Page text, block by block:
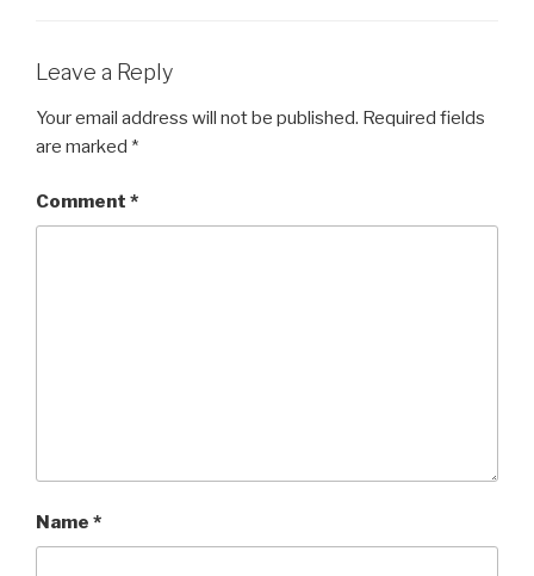
Leave a Reply
Your email address will not be published. Required fields
are marked *
Comment *
Name *